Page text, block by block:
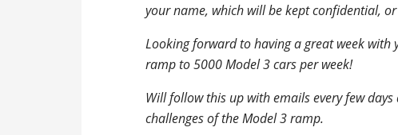
your name, which will be kept confidential,
Looking forward to having a great week with
ramp to 5000 Model 3 cars per week!
Will follow this up with emails every few
challenges of the Model 3 ramp.